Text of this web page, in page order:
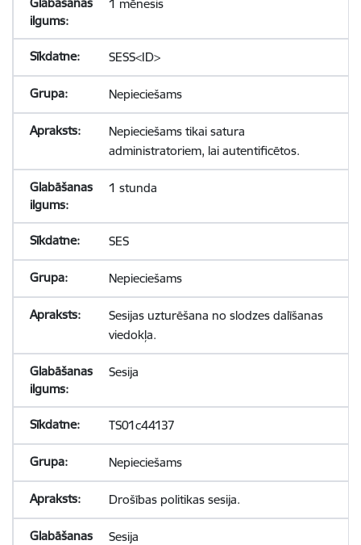
1 mēnesis
SESS<ID>
Nepieciešams
Nepieciešams tikai satura
administratoriem, lai autentificētos.
1 stunda
SES
Nepieciešams
Sesijas uzturēšana no slodzes dalīšanas
viedokļa.
Sesija
TS01c44137
Nepieciešams
Drošības politikas sesija.
Sesija